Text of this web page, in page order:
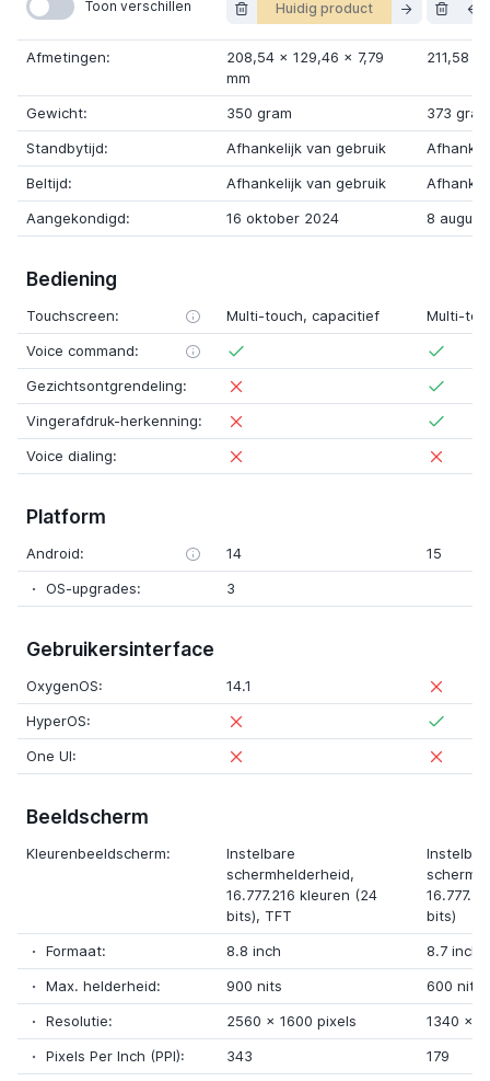
Toon verschillen Huidig product
Afmetingen: 208,54 x 129,46 x 7,79
mm
211,58
Gewicht: 350 gram
373 gram
Standbytijd:
Afhankelijk van gebruik
Beltijd:
Afhankelijk van gebruik
Aangekondigd:
16 oktober 2024 8
Bediening
Touchscreen: Multi-touch, capacitief
Multi-
Voice command:
Gezichtsontgrendeling:
Vingerafdruk-herkenning:
Voice dialing:
Platform
Android: 14
15
OS-upgrades:
3
Gebruikersinterface
OxygenOS:
14.1
HyperOS:
One UI:
Beeldscherm
Kleurenbeeldscherm:
Instelbare
schermhelderheid,
16.777.216 kleuren (24
bits), TFT
bits)
Formaat:
8.8 inch
8.7 inch
Max. helderheid:
900 nits
600 nits
Resolutie:
2560 x 1600 pixels 1340 x
Pixels Per Inch (PPI):
343
179